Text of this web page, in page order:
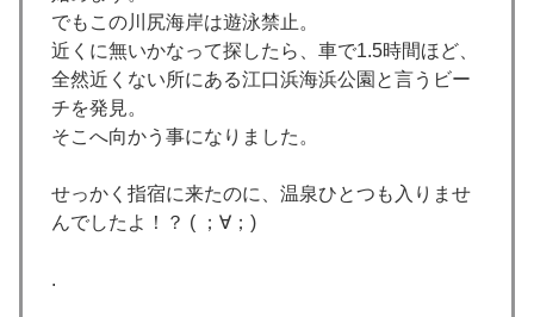
でもこの川尻海岸は遊泳禁止。
近くに無いかなって探したら、車で1.5時間ほど、
全然近くない所にある江口浜海浜公園と言うビー
チを発見。
そこへ向かう事になりました。
せっかく指宿に来たのに、温泉ひとつも入りませ
んでしたよ！？ ( ；∀；)
.